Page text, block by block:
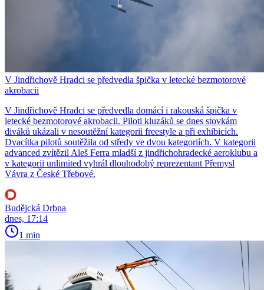
V Jindřichově Hradci se předvedla špička v letecké bezmotorové
akrobacii
V Jindřichově Hradci se předvedla domácí i rakouská špička v
letecké bezmotorové akrobacii. Piloti kluzáků se dnes stovkám
diváků ukázali v nesoutěžní kategorii freestyle a při exhibicích.
Dvacítka pilotů soutěžila od středy ve dvou kategoriích. V kategorii
advanced zvítězil Aleš Ferra mladší z jindřichohradecké aeroklubu a
v kategorii unlimited vyhrál dlouhodobý reprezentant Přemysl
Vávra z České Třebové.
Budějcká Drbna
dnes, 17:14
1 min